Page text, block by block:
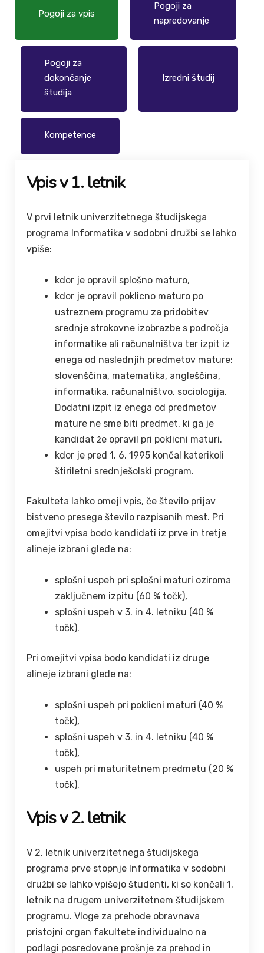
Pogoji za vpis
Pogoji za
napredovanje
Pogoji za
dokončanje
študija
Izredni študij
Kompetence
Vpis v 1. letnik
V prvi letnik univerzitetnega študijskega
programa Informatika v sodobni družbi se lahko
vpiše:
kdor je opravil splošno maturo,
kdor je opravil poklicno maturo po
ustreznem programu za pridobitev
srednje strokovne izobrazbe s področja
informatike ali računalništva ter izpit iz
enega od naslednjih predmetov mature:
slovenščina, matematika, angleščina,
informatika, računalništvo, sociologija.
Dodatni izpit iz enega od predmetov
mature ne sme biti predmet, ki ga je
kandidat že opravil pri poklicni maturi.
kdor je pred 1. 6. 1995 končal katerikoli
štiriletni srednješolski program.
Fakulteta lahko omeji vpis, če število prijav
bistveno presega število razpisanih mest. Pri
omejitvi vpisa bodo kandidati iz prve in tretje
alineje izbrani glede na:
splošni uspeh pri splošni maturi oziroma
zaključnem izpitu (60 % točk),
splošni uspeh v 3. in 4. letniku (40 %
točk).
Pri omejitvi vpisa bodo kandidati iz druge
alineje izbrani glede na:
splošni uspeh pri poklicni maturi (40 %
točk),
splošni uspeh v 3. in 4. letniku (40 %
točk),
uspeh pri maturitetnem predmetu (20 %
točk).
Vpis v 2. letnik
V 2. letnik univerzitetnega študijskega
programa prve stopnje Informatika v sodobni
družbi se lahko vpišejo študenti, ki so končali 1.
letnik na drugem univerzitetnem študijskem
programu. Vloge za prehode obravnava
pristojni organ fakultete individualno na
podlagi posredovane prošnje za prehod in